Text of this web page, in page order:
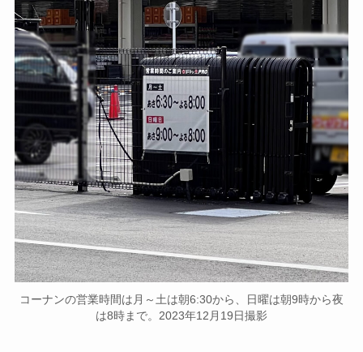
コーナンの営業時間は月～土は朝6:30から、日曜は朝9時から夜
は8時まで。2023年12月19日撮影